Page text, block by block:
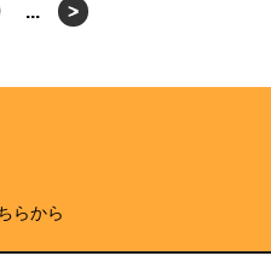
... >
らから